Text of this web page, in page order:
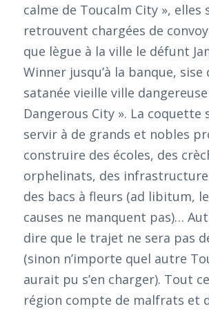
calme de Toucalm City », elles
retrouvent chargées de
que lègue à la ville le défunt
Winner jusqu’à la banque, sise
satanée vieille ville
Dangerous City ». La coquette
servir à de grands et nobles
construire des écoles, des
orphelinats, des
des bacs à fleurs (ad libitum,
causes ne manquent pas)…
dire que le trajet ne sera pas
(sinon n’importe quel autre
aurait pu s’en charger). Tout
région compte de malfrats et